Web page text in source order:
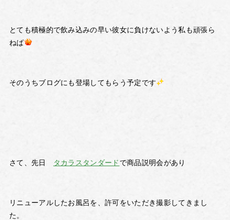
とても積極的で飲み込みの早い彼女に負けないよう私も頑張ら
ねば
そのうちブログにも登場してもらう予定です
さて、先日 タカラスタンダード で商品説明会があり
リニューアルしたお風呂を、許可をいただき撮影してきまし
た。